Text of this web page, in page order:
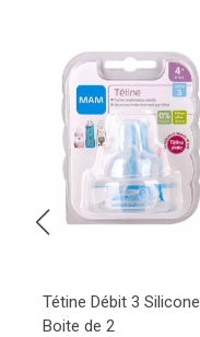
Tétine Débit 3 Silicone
Boite de 2